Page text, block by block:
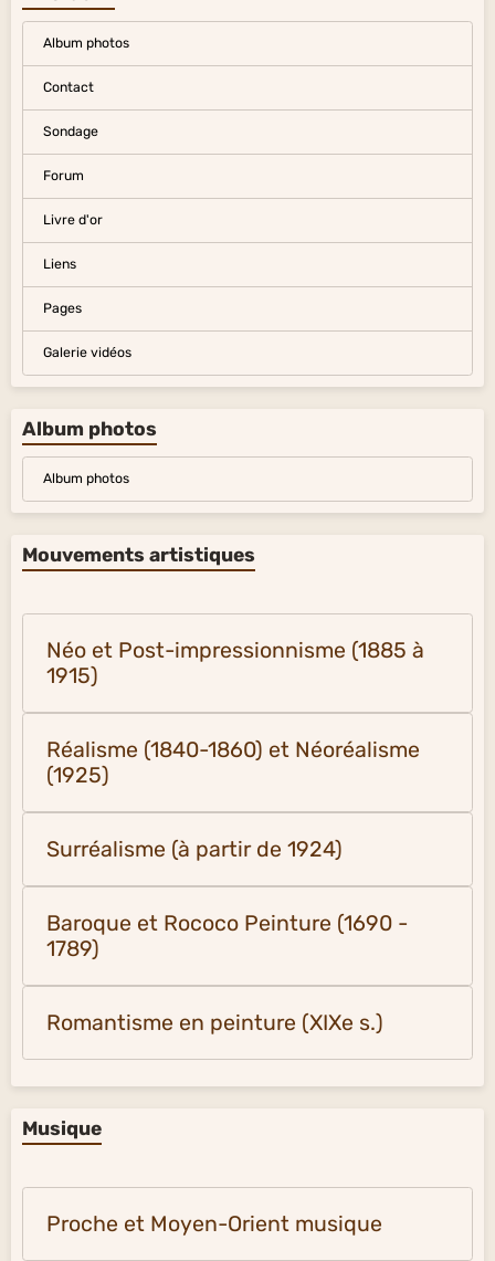
Album photos
Contact
Sondage
Forum
Livre d'or
Liens
Pages
Galerie vidéos
Album photos
Album photos
Mouvements artistiques
Néo et Post-impressionnisme (1885 à
1915)
Réalisme (1840-1860) et Néoréalisme
(1925)
Surréalisme (à partir de 1924)
Baroque et Rococo Peinture (1690 -
1789)
Romantisme en peinture (XIXe s.)
Musique
Proche et Moyen-Orient musique